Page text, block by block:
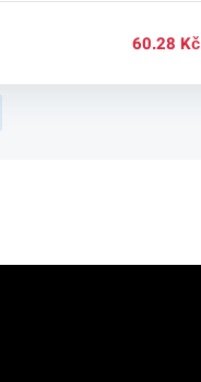
60.28 Kč